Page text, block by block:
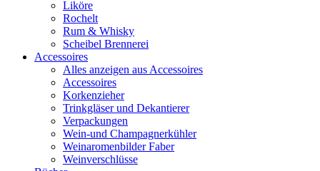
Liköre
Rochelt
Rum & Whisky
Scheibel Brennerei
Accessoires
Alles anzeigen aus Accessoires
Accessoires
Korkenzieher
Trinkgläser und Dekantierer
Verpackungen
Wein-und Champagnerkühler
Weinaromenbilder Faber
Weinverschlüsse